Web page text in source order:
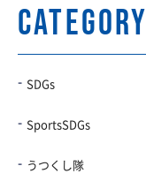
CATEGORY
SDGs
SportsSDGs
うつくし隊